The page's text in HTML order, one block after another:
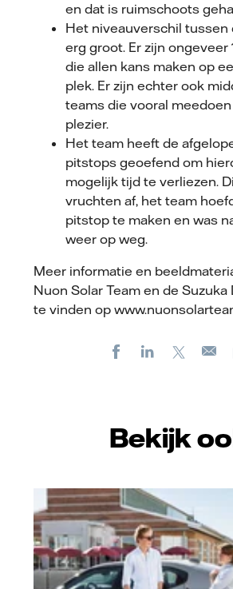
en dat is ruimschoots
Het niveauverschil tussen
erg groot. Er zijn
die allen kans maken op
plek. Er zijn echter ook
teams die vooral
plezier.
Het team heeft de
pitstops geoefend om
mogelijk tijd te verliezen.
vruchten af, het team
pitstop te maken en was
weer op weg.
Meer informatie en
Nuon Solar Team en de Suzuka
te vinden op
FacebookLinkedIn
E-
Bekijk
Vattenfall/Jeanette Hägglund